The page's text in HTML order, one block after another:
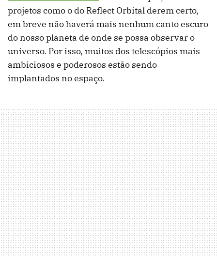
projetos como o do Reflect Orbital derem certo,
em breve não haverá mais nenhum canto escuro
do nosso planeta de onde se possa observar o
universo. Por isso, muitos dos telescópios mais
ambiciosos e poderosos estão sendo
implantados no espaço.